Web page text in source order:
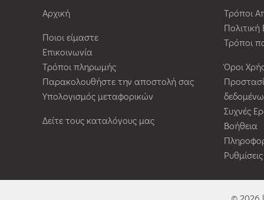
Αρχική
Ποιοι είμαστε
Επικοινωνία
Τρόποι πληρωμής
Παρακολουθήστε την αποστολή σας
Υπολογισμός μεταφορικών
Δείτε τους καταλόγους μας
Τρόποι
Τρόποι
Όροι
Συχνές
Βοήθεια